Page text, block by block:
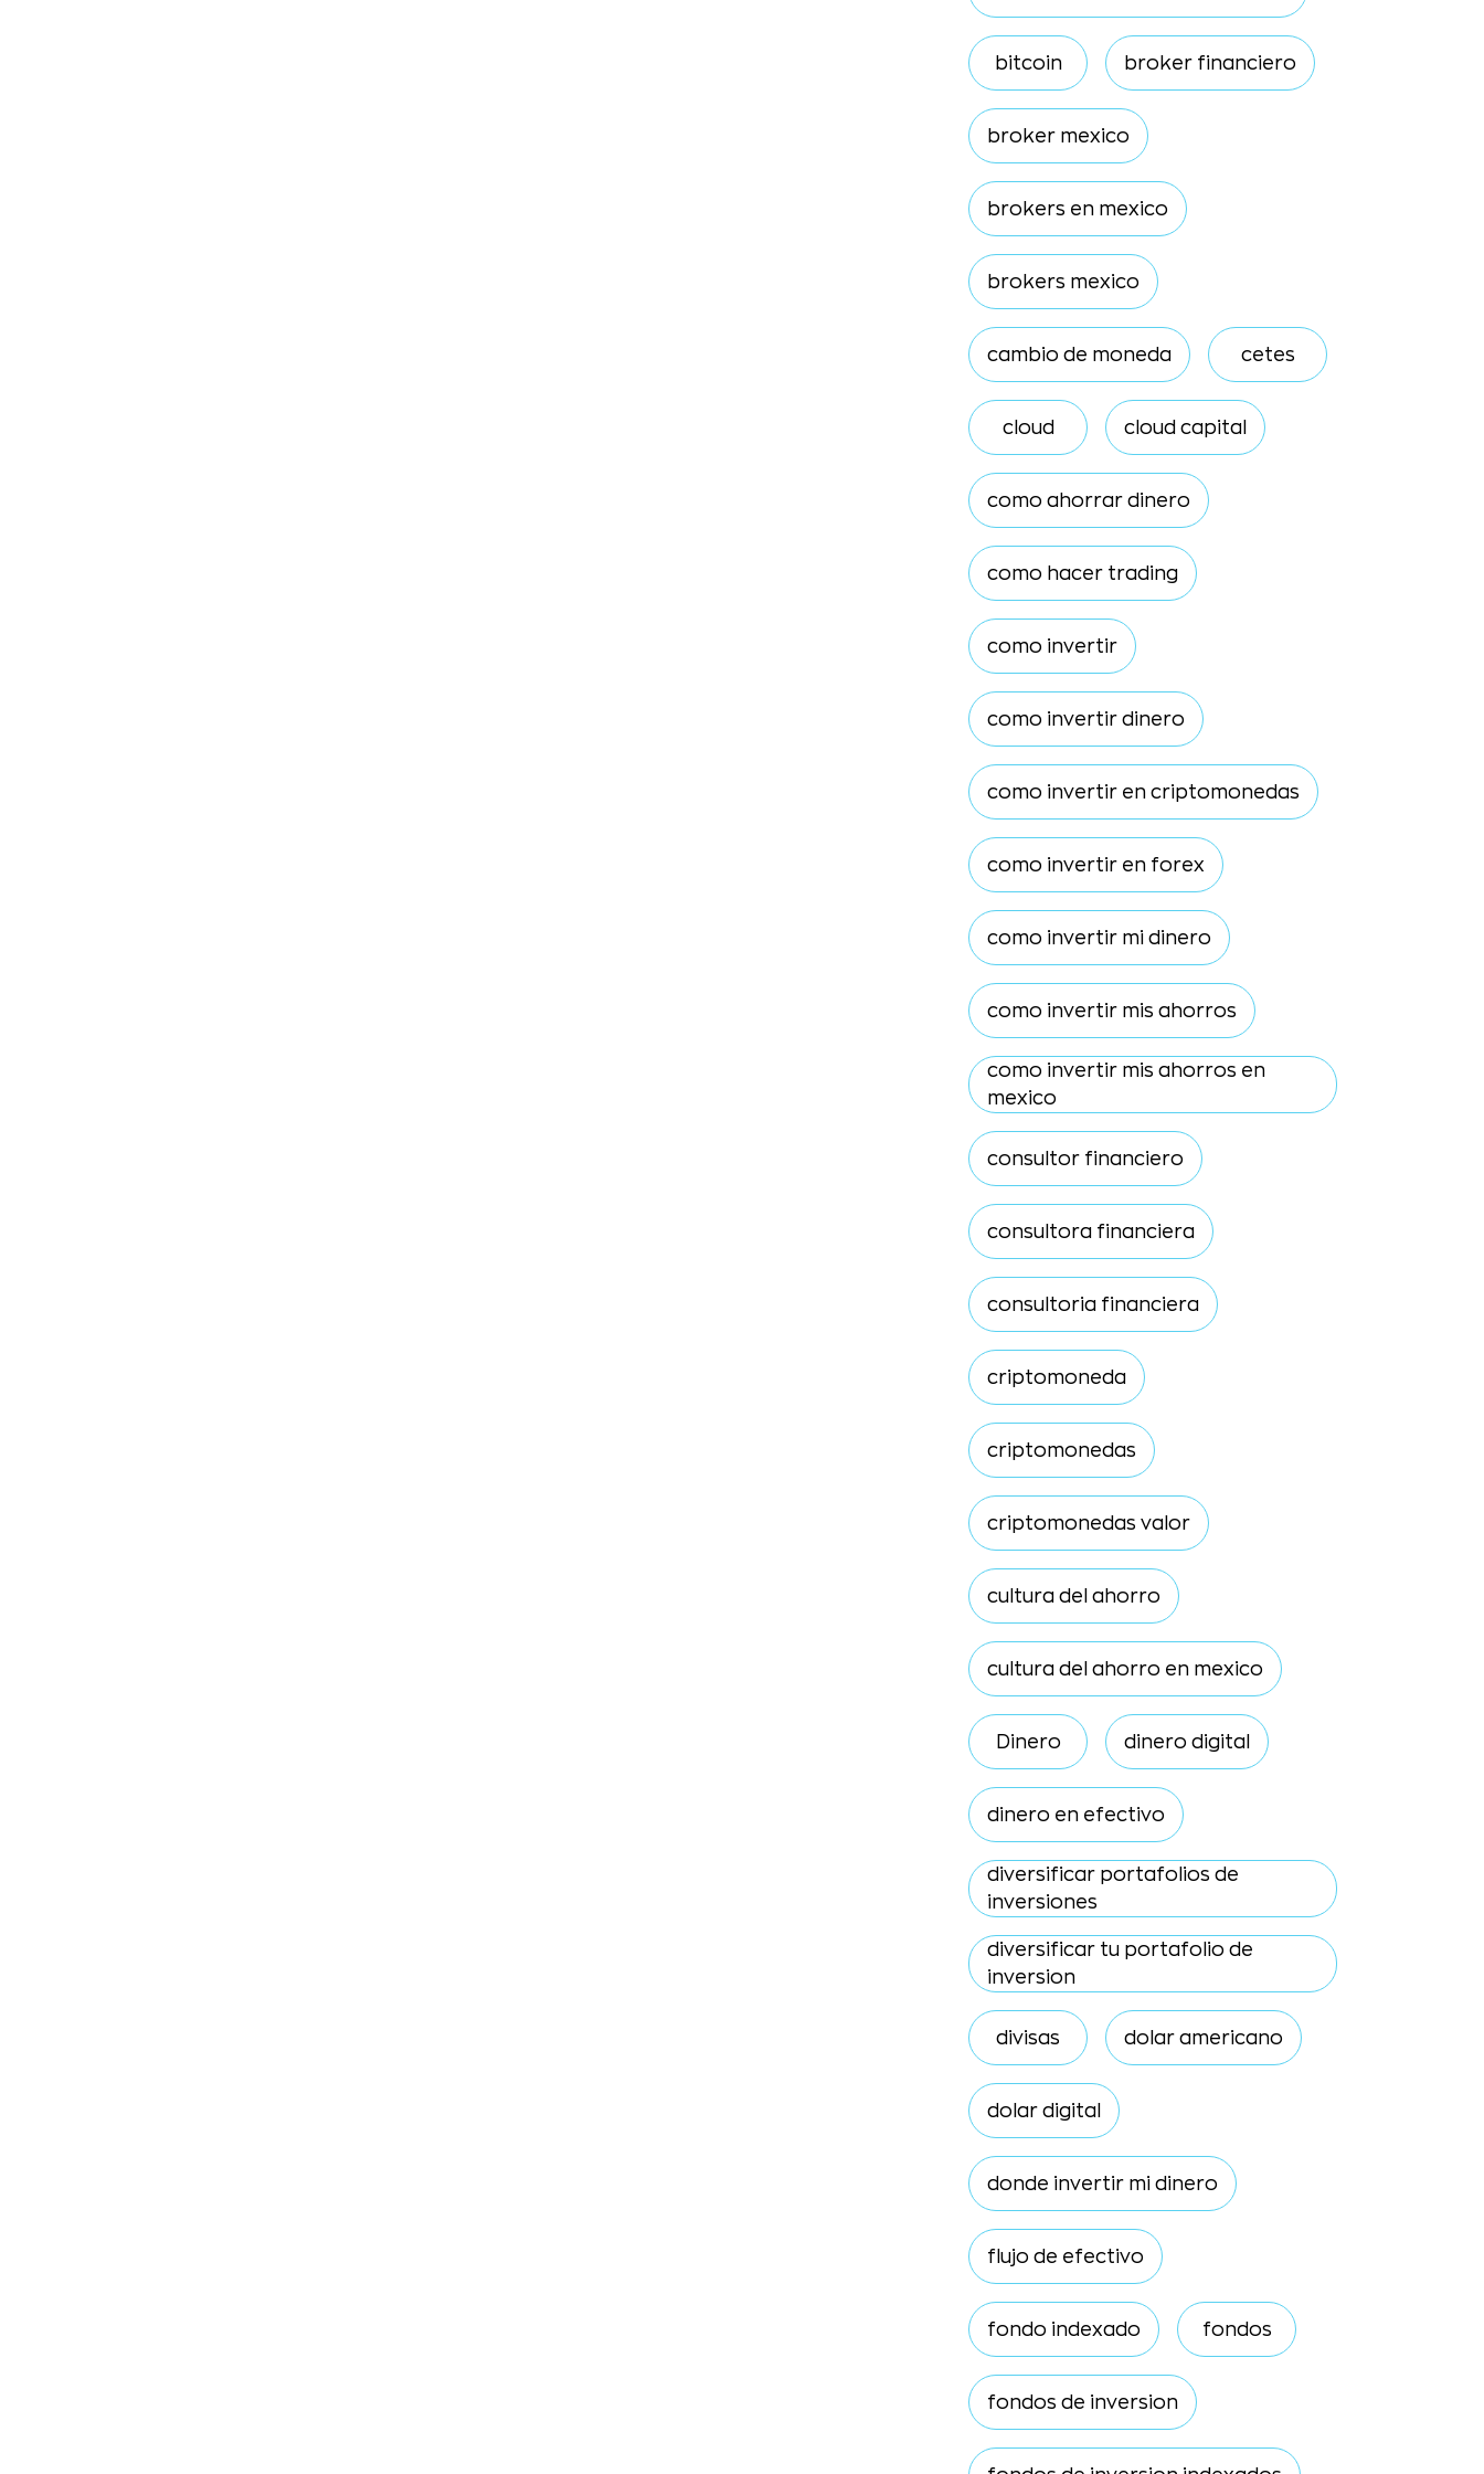
bitcoin broker financiero
broker mexico
brokers en mexico
brokers mexico
cambio de moneda cetes
cloud cloud capital
como ahorrar dinero
como hacer trading
como invertir
como invertir dinero
como invertir en criptomonedas
como invertir en forex
como invertir mi dinero
como invertir mis ahorros
como invertir mis ahorros en
mexico
consultor financiero
consultora financiera
consultoria financiera
criptomoneda
criptomonedas
criptomonedas valor
cultura del ahorro
cultura del ahorro en mexico
Dinero dinero digital
dinero en efectivo
diversificar portafolios de
inversiones
diversificar tu portafolio de
inversion
divisas dolar americano
dolar digital
donde invertir mi dinero
flujo de efectivo
fondo indexado fondos
fondos de inversion